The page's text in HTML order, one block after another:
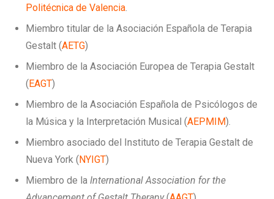
Politécnica de Valencia.
Miembro titular de la Asociación Española de Terapia
Gestalt (AETG)
Miembro de la Asociación Europea de Terapia Gestalt
(EAGT)
Miembro de la Asociación Española de Psicólogos de
la Música y la Interpretación Musical (AEPMIM).
Miembro asociado del Instituto de Terapia Gestalt de
Nueva York (NYIGT)
Miembro de laInternational Association for the